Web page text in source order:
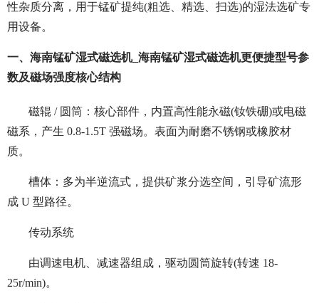
性杂质分离，用于锰矿提纯(粗选、精选、扫选)的湿法选矿专
用设备。
一、海南锰矿湿式磁选机_海南锰矿湿式磁选机更便捷型号参
数及磁场强度核心结构
磁辊 / 圆筒：核心部件，内置高性能永磁(钕铁硼)或电磁
磁系，产生 0.8-1.5T 强磁场。表面为耐磨不锈钢或橡胶材
质。
槽体：多为半逆流式，提供矿浆分选空间，引导矿流形
成 U 型路径。
传动系统
由调速电机、减速器组成，驱动圆筒旋转(转速 18-
25r/min)。